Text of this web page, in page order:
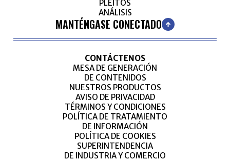
PLEITOS
ANÁLISIS
MANTÉNGASE CONECTADO
CONTÁCTENOS
MESA DE GENERACIÓN
DE CONTENIDOS
NUESTROS PRODUCTOS
AVISO DE PRIVACIDAD
TÉRMINOS Y CONDICIONES
POLÍTICA DE TRATAMIENTO
DE INFORMACIÓN
POLÍTICA DE COOKIES
SUPERINTENDENCIA
DE INDUSTRIA Y COMERCIO